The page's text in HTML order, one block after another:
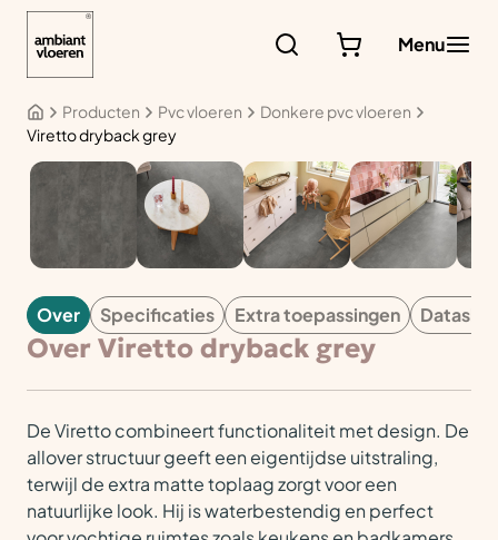
Menu
Producten Pvc vloeren
Donkere pvc vloeren
Viretto dryback grey
PVC
Over Specificaties Extra toepassingen
Over Viretto dryback grey
De Viretto combineert functionaliteit met design. De
allover structuur geeft een eigentijdse uitstraling,
terwijl de extra matte toplaag zorgt voor een
natuurlijke look. Hij is waterbestendig en perfect